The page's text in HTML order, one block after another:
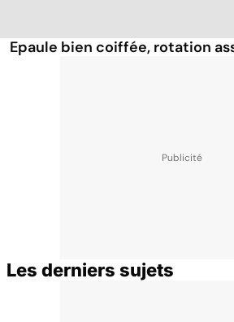
Epaule bien coiffée, rotation
Les derniers sujets